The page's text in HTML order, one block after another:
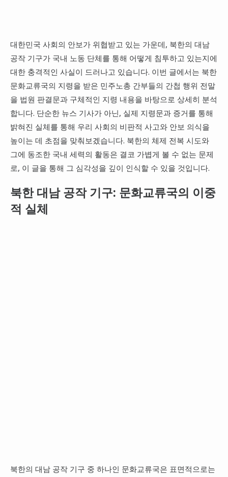
대한민국 사회의 안보가 위협받고 있는 가운데, 북한의 대남
공작 기구가 국내 노동 단체를 통해 어떻게 침투하고 있는지에
대한 충격적인 사실이 드러나고 있습니다. 이번 글에서는 북한
문화교류국의 지령을 받은 민주노총 간부들의 간첩 행위 전말
을 법원 판결문과 구체적인 지령 내용을 바탕으로 상세히 분석
합니다. 단순한 뉴스 기사가 아닌, 실제 지령문과 증거를 통해
밝혀진 실체를 통해 우리 사회의 비판적 사고와 안보 의식을
높이는 데 초점을 맞춰보겠습니다. 북한의 체제 전복 시도와
그에 동조한 국내 세력의 활동은 결코 가볍게 볼 수 없는 문제
로, 이 글을 통해 그 심각성을 깊이 인식할 수 있을 것입니다.
북한 대남 공작 기구: 문화교류국의 이중
적 실체
북한의 대남 공작 기구 중 하나인 문화교류국은 표면적으로는